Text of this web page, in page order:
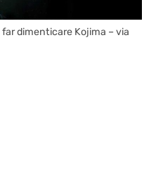
dimenticare Kojima – via